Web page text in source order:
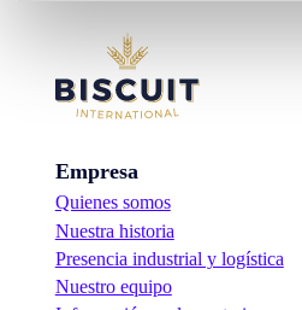
Empresa
Quienes somos
Nuestra historia
Presencia industrial y logística
Nuestro equipo